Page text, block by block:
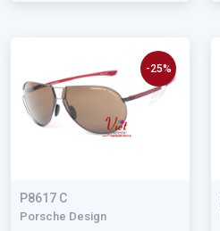
P8617 C
Porsche Design
-25%